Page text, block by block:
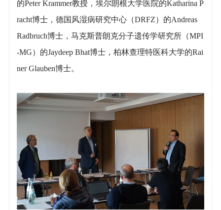
的Peter Krammer教授，埃尔朗根大学医院的Katharina P
racht博士，德国风湿病研究中心（DRFZ）的Andreas
Radbruch博士，马克斯普朗克分子遗传学研究所（MPI
-MG）的Jaydeep Bhat博士，柏林查理特医科大学的Rai
ner Glauben博士。